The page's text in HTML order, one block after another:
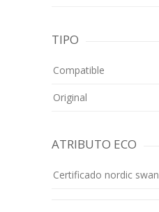
TIPO
Compatible
Original
ATRIBUTO ECO
Certificado nordic swan